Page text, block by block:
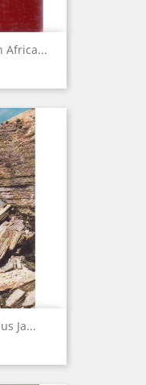
Africa...
Ja...